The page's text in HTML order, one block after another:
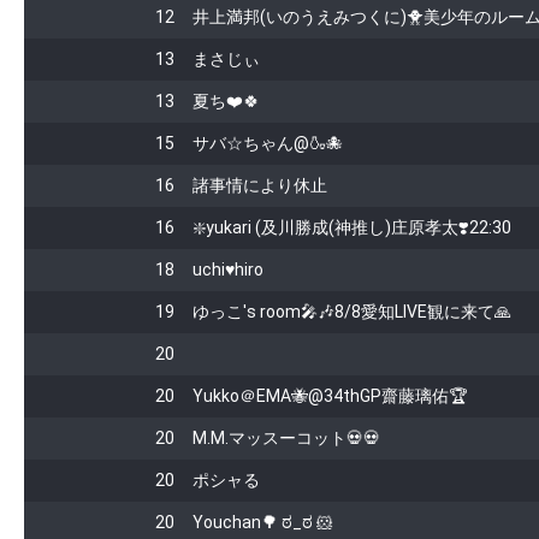
12 井上満邦(いのうえみつくに)🐥美少年のルー
13 まさじぃ
13 夏ち❤️🍀
15 サバ☆ちゃん@🍶🐙
16 諸事情により休止
16 ❇️yukari (及川勝成(神推し)庄原孝太❣️22:30
18 uchi♥️hiro
19 ゆっこ's room🎤🎶8/8愛知LIVE観に来て🙏
20
20 Yukko＠EMA🐝@34thGP齋藤璃佑🏆
20 M.M.マッスーコット💀💀
20 ポシャる
20 Youchan🌳 ಠ⁠_⁠ಠ ‪🐹